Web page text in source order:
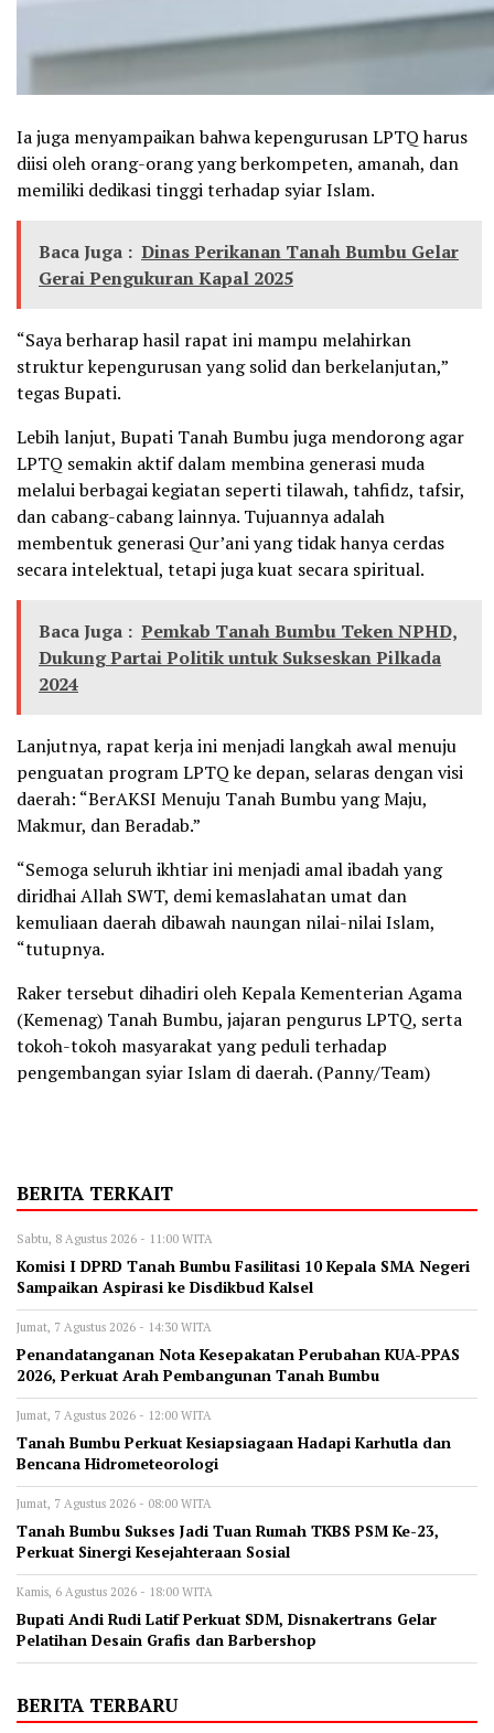
Ia juga menyampaikan bahwa kepengurusan LPTQ harus
diisi oleh orang-orang yang berkompeten, amanah, dan
memiliki dedikasi tinggi terhadap syiar Islam.
Baca Juga : Dinas Perikanan Tanah Bumbu Gelar
Gerai Pengukuran Kapal 2025
“Saya berharap hasil rapat ini mampu melahirkan
struktur kepengurusan yang solid dan berkelanjutan,”
tegas Bupati.
Lebih lanjut, Bupati Tanah Bumbu juga mendorong agar
LPTQ semakin aktif dalam membina generasi muda
melalui berbagai kegiatan seperti tilawah, tahfidz, tafsir,
dan cabang-cabang lainnya. Tujuannya adalah
membentuk generasi Qur’ani yang tidak hanya cerdas
secara intelektual, tetapi juga kuat secara spiritual.
Baca Juga : Pemkab Tanah Bumbu Teken NPHD,
Dukung Partai Politik untuk Sukseskan Pilkada
2024
Lanjutnya, rapat kerja ini menjadi langkah awal menuju
penguatan program LPTQ ke depan, selaras dengan visi
daerah: “BerAKSI Menuju Tanah Bumbu yang Maju,
Makmur, dan Beradab.”
“Semoga seluruh ikhtiar ini menjadi amal ibadah yang
diridhai Allah SWT, demi kemaslahatan umat dan
kemuliaan daerah dibawah naungan nilai-nilai Islam,
“tutupnya.
Raker tersebut dihadiri oleh Kepala Kementerian Agama
(Kemenag) Tanah Bumbu, jajaran pengurus LPTQ, serta
tokoh-tokoh masyarakat yang peduli terhadap
pengembangan syiar Islam di daerah. (Panny/Team)
BERITA TERKAIT
Sabtu, 8 Agustus 2026 - 11:00 WITA
Komisi I DPRD Tanah Bumbu Fasilitasi 10 Kepala SMA Negeri
Sampaikan Aspirasi ke Disdikbud Kalsel
Jumat, 7 Agustus 2026 - 14:30 WITA
Penandatanganan Nota Kesepakatan Perubahan KUA-PPAS
2026, Perkuat Arah Pembangunan Tanah Bumbu
Jumat, 7 Agustus 2026 - 12:00 WITA
Tanah Bumbu Perkuat Kesiapsiagaan Hadapi Karhutla dan
Bencana Hidrometeorologi
Jumat, 7 Agustus 2026 - 08:00 WITA
Tanah Bumbu Sukses Jadi Tuan Rumah TKBS PSM Ke-23,
Perkuat Sinergi Kesejahteraan Sosial
Kamis, 6 Agustus 2026 - 18:00 WITA
Bupati Andi Rudi Latif Perkuat SDM, Disnakertrans Gelar
Pelatihan Desain Grafis dan Barbershop
BERITA TERBARU